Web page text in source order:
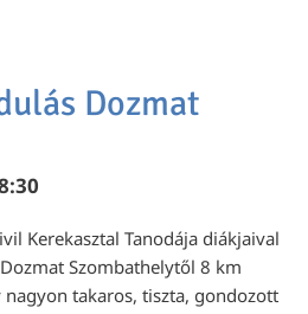
Dozmat
Kerekasztal Tanodája diákjaival
Szombathelytől 8 km
takaros, tiszta, gondozott